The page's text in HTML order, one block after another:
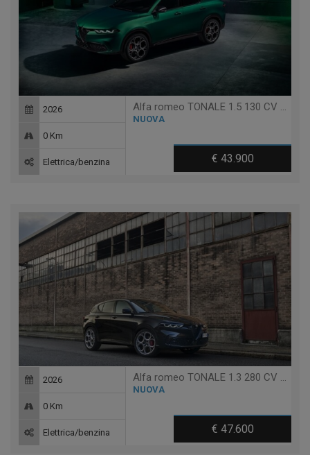
Alfa romeo TONALE 1.5 130 CV MHEV TCT7 VELOCE
NUOVA
€ 43.900
2026
0 Km
Elettrica/benzina
Alfa romeo TONALE 1.3 280 CV PHEV AT6 Q4 SPRINT
NUOVA
€ 47.600
2026
0 Km
Elettrica/benzina